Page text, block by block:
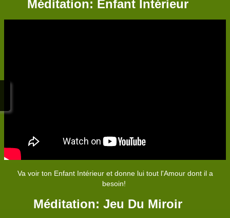
Méditation: Enfant Intérieur
Va voir ton Enfant Intérieur et donne lui tout l'Amour dont il a
besoin!
Méditation: Jeu Du Miroir